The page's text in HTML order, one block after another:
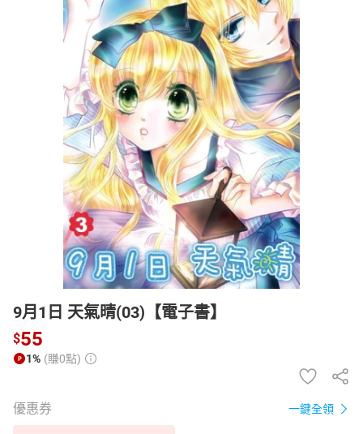
居家生活 3C家電 運動休閒 親子玩具
女裝 男裝 化妝保養 情趣用品
日本購物 電子/紙本書
HOT
9月1日 天氣晴(03)【電子書】
$55
1% (賺0點)
優惠券 一鍵全領